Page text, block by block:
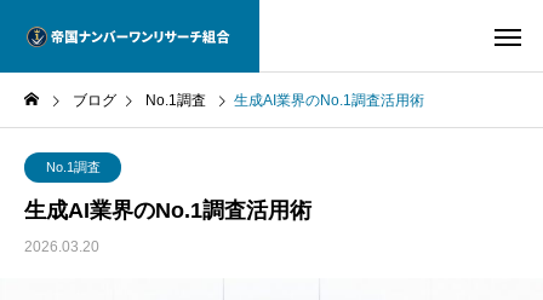
ブログ No.1調査 生成AI業界のNo.1調査活用術
No.1調査
生成AI業界のNo.1調査活用術
2026.03.20